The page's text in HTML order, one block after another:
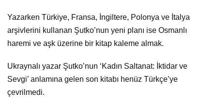
Yazarken Türkiye, Fransa, İngiltere, Polonya ve İtalya
arşivlerini kullanan Şutko’nun yeni planı ise Osmanlı
haremi ve aşk üzerine bir kitap kaleme almak.
Ukraynalı yazar Şutko’nun ‘Kadın Saltanat: İktidar ve
Sevgi’ anlamına gelen son kitabı henüz Türkçe’ye
çevrilmedi.